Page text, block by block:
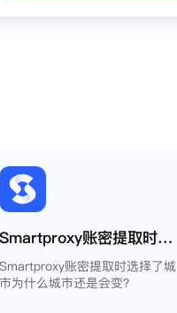
Smartproxy账密提取时选择了城市为什么城市还是会变？
Smartproxy账密提取时选择了城
市为什么城市还是会变？